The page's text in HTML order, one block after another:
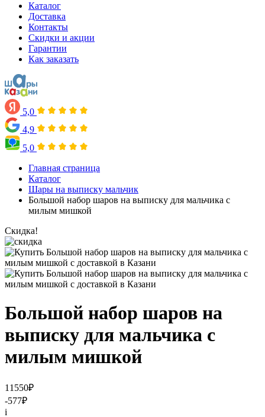
Каталог
Доставка
Контакты
Скидки и акции
Гарантии
Как заказать
5,0
4,9
5,0
Главная страница
Каталог
Шары на выписку мальчик
Большой набор шаров на выписку для мальчика с
милым мишкой
Скидка!
Большой набор шаров на
выписку для мальчика с
милым мишкой
11550₽
-577₽
i